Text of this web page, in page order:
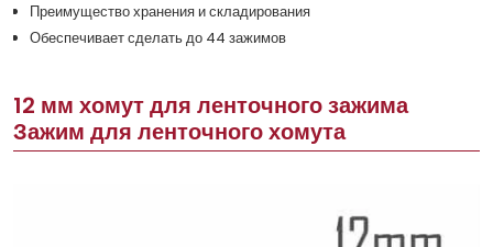
Преимущество хранения и складирования
Обеспечивает сделать до 44 зажимов
12 мм хомут для ленточного зажима
Зажим для ленточного хомута